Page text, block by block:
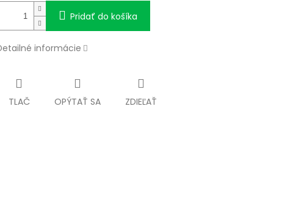
Pridať do košíka
informácie
TLAČ OPÝTAŤ SA ZDIEĽAŤ